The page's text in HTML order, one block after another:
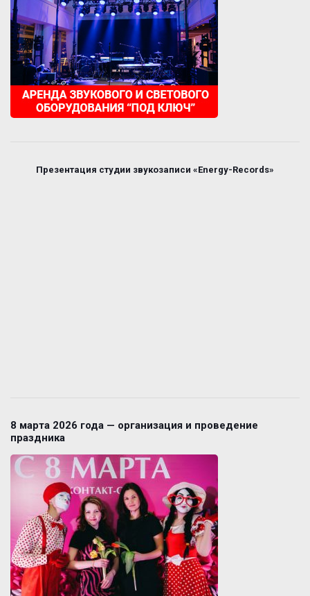
Презентация студии звукозаписи «Energy-Records»
8 марта 2026 года — организация и проведение
праздника